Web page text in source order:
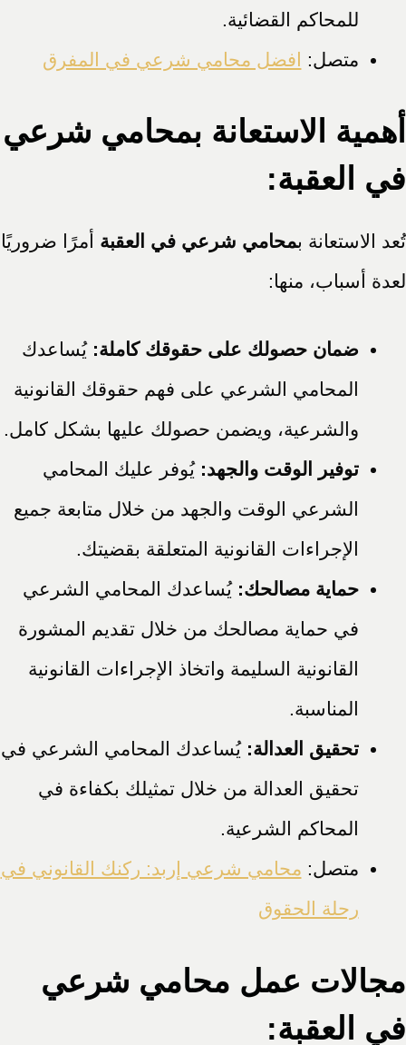
للمحاكم القضائية.
متصل:
افضل محامي شرعي في المفرق
أهمية الاستعانة بمحامي شرعي
في العقبة:
تُعد الاستعانة بمحامي شرعي في العقبة أمرًا ضروريًا
لعدة أسباب، منها:
ضمان حصولك على حقوقك كاملة: يُساعدك
المحامي الشرعي على فهم حقوقك القانونية
والشرعية، ويضمن حصولك عليها بشكل كامل.
توفير الوقت والجهد: يُوفر عليك المحامي
الشرعي الوقت والجهد من خلال متابعة جميع
الإجراءات القانونية المتعلقة بقضيتك.
حماية مصالحك: يُساعدك المحامي الشرعي
في حماية مصالحك من خلال تقديم المشورة
القانونية السليمة واتخاذ الإجراءات القانونية
المناسبة.
تحقيق العدالة: يُساعدك المحامي الشرعي في
تحقيق العدالة من خلال تمثيلك بكفاءة في
المحاكم الشرعية.
متصل: محامي شرعي إربد: ركنك القانوني في
رحلة الحقوق
مجالات عمل محامي شرعي
في العقبة: